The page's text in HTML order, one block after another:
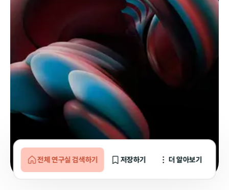
전체 연구실 검색하기 저장하기 더 알아보기